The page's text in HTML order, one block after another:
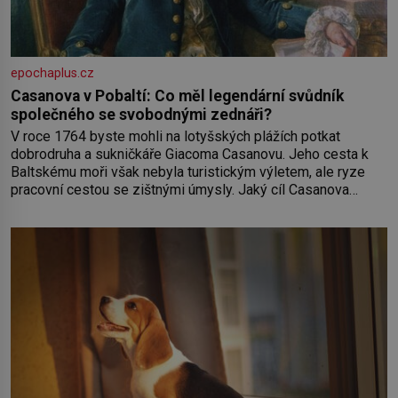
epochaplus.cz
Casanova v Pobaltí: Co měl legendární svůdník
společného se svobodnými zednáři?
V roce 1764 byste mohli na lotyšských plážích potkat
dobrodruha a sukničkáře Giacoma Casanovu. Jeho cesta k
Baltskému moři však nebyla turistickým výletem, ale ryze
pracovní cestou se zištnými úmysly. Jaký cíl Casanova
Rigy? Casanova v Pobaltí kontaktoval tamní zednářské lóže.
Nebyl v této oblasti žádným nováčkem, protože do